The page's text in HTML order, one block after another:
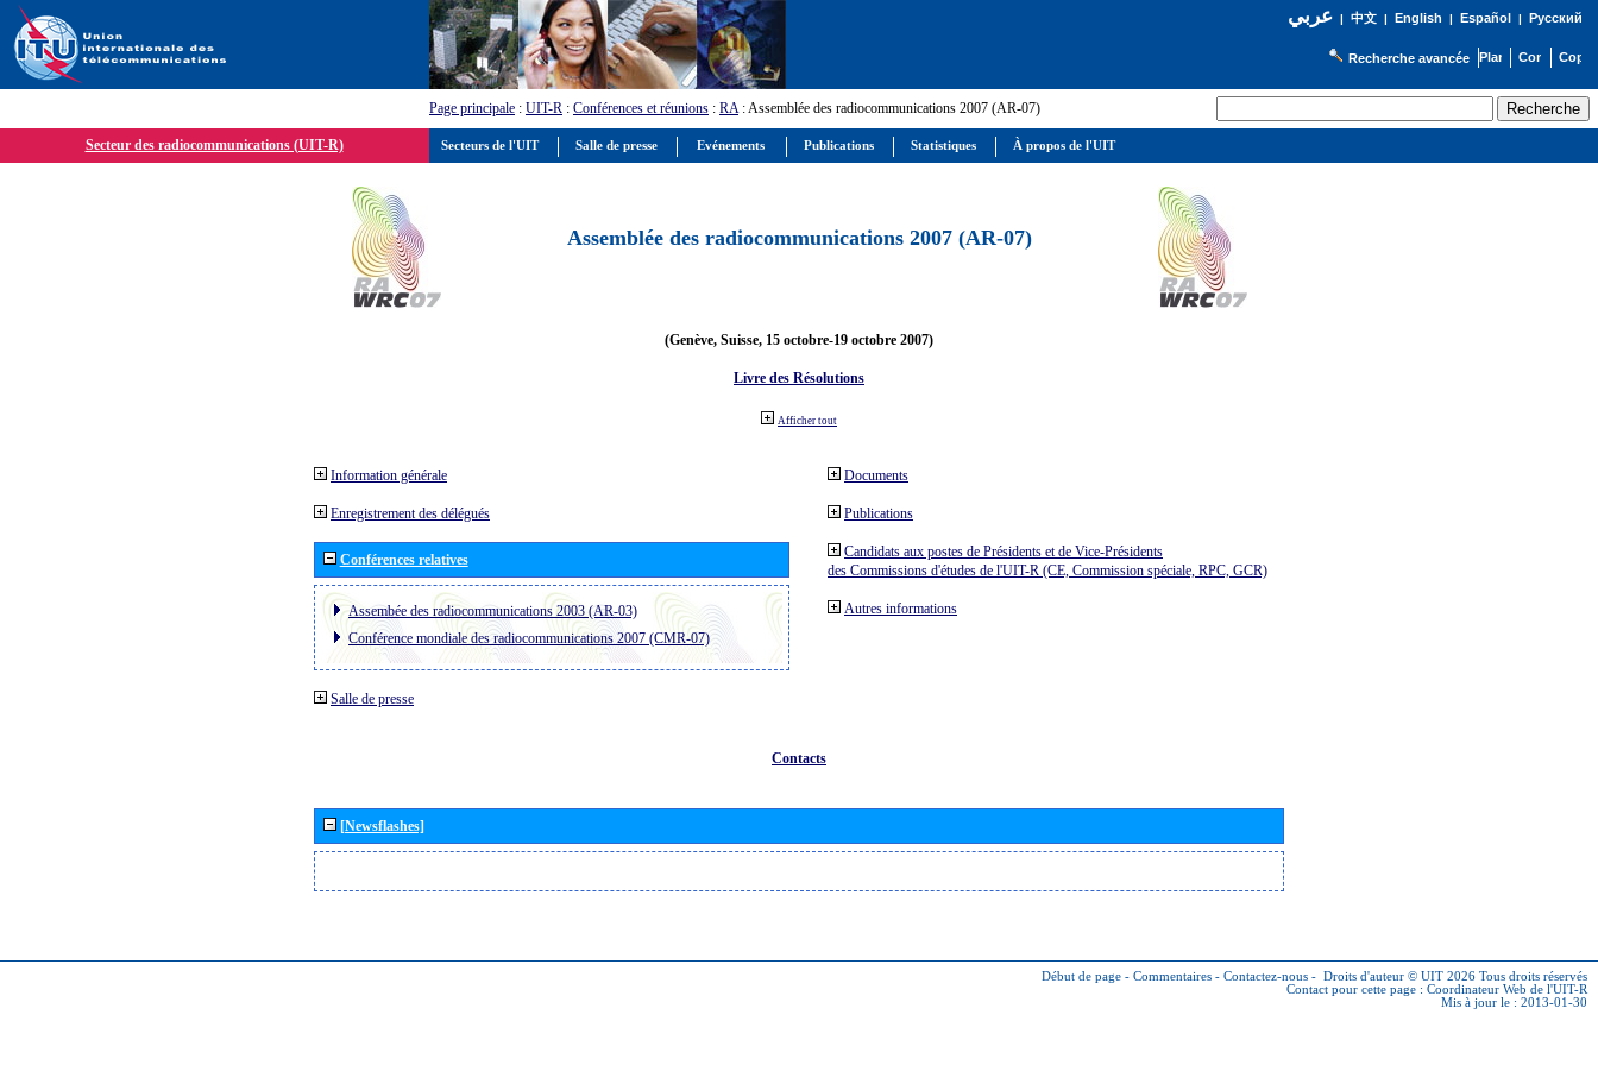
عربي| 中文| English | Español | Русский
Recherche avancée
Page principale : UIT-R : Conférences et réunions : RA: Assemblée des radiocommunications 2007 (AR-07)
Secteur des radiocommunications (UIT-R)
Assemblée des radiocommunications 2007 (AR-07)
(Genève, Suisse, 15 octobre-19 octobre 2007)
Livre des Résolutions
Afficher tout
Information générale
Enregistrement des délégués
Conférences relatives
Assembée des radiocommunications 2003 (AR-03)
Conférence mondiale des radiocommunications 2007 (CMR-07)
Salle de presse
Documents
Publications
Candidats aux postes de Présidents et de Vice-Présidents
des Commissions d'études de l'UIT-R (CE, Commission spéciale, RPC, GCR)
Autres informations
Contacts
[Newsflashes]
Début de page - Commentaires - Contactez-nous - Droits d'auteur © UIT 2026 Tous droits réservés
Contact pour cette page : Coordinateur Web de l'UIT-R
Mis à jour le : 2013-01-30
Secteurs de l'UIT Salle de presse Evénements Publications Statistiques À propos de l'UIT